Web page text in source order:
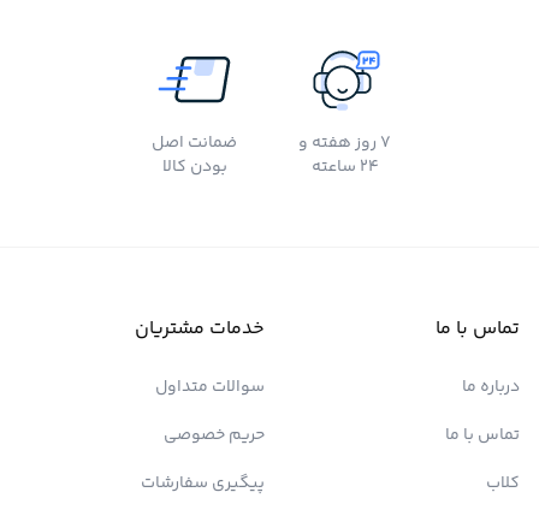
7 روز هفته و
24 ساعته
ضمانت اصل
بودن کالا
تماس با ما
درباره ما
تماس با ما
کلاب
خدمات مشتریان
سوالات متداول
حریم خصوصی
پیگیری سفارشات